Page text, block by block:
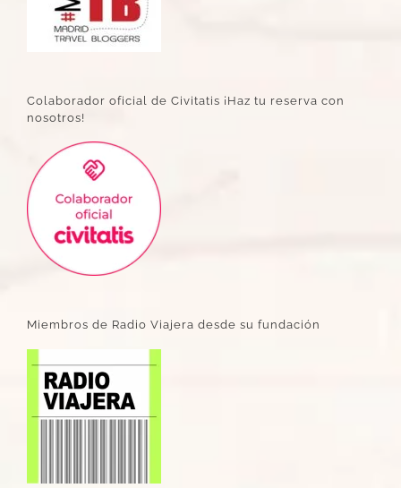
Colaborador oficial de Civitatis ¡Haz tu reserva con
nosotros!
Miembros de Radio Viajera desde su fundación